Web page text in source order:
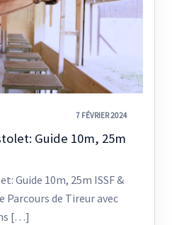
7 FÉVRIER 2024
Guide 10m, 25m
Guide 10m, 25m ISSF &
Parcours de Tireur avec
[…]